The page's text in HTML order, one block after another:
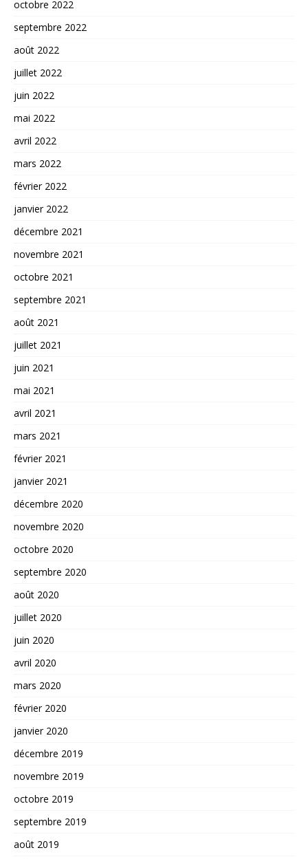
octobre 2022
septembre 2022
août 2022
juillet 2022
juin 2022
mai 2022
avril 2022
mars 2022
février 2022
janvier 2022
décembre 2021
novembre 2021
octobre 2021
septembre 2021
août 2021
juillet 2021
juin 2021
mai 2021
avril 2021
mars 2021
février 2021
janvier 2021
décembre 2020
novembre 2020
octobre 2020
septembre 2020
août 2020
juillet 2020
juin 2020
avril 2020
mars 2020
février 2020
janvier 2020
décembre 2019
novembre 2019
octobre 2019
septembre 2019
août 2019